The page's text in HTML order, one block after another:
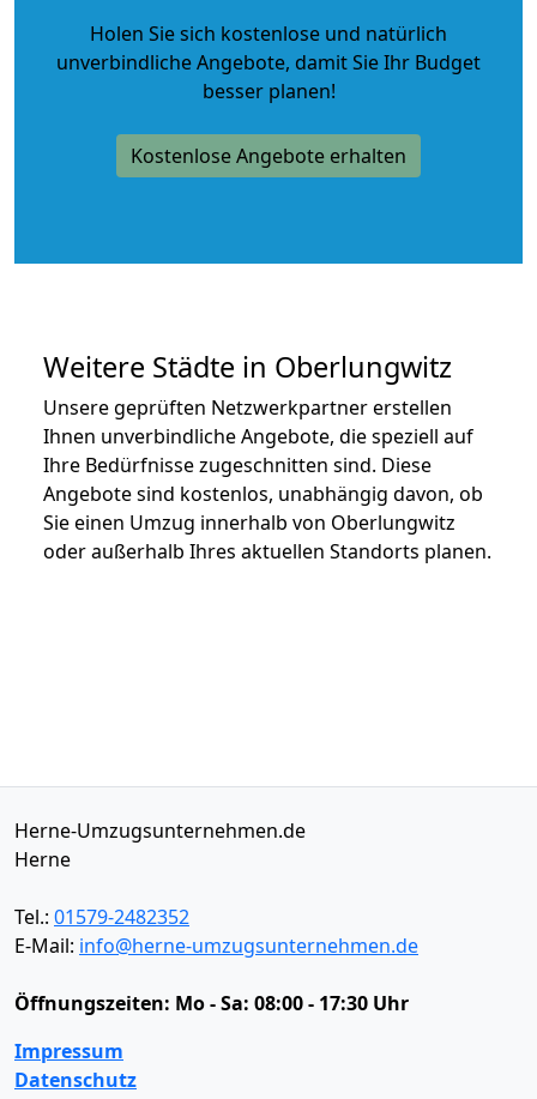
Holen Sie sich kostenlose und natürlich
unverbindliche Angebote, damit Sie Ihr Budget
besser planen!
Kostenlose Angebote erhalten
Weitere Städte in Oberlungwitz
Unsere geprüften Netzwerkpartner erstellen
Ihnen unverbindliche Angebote, die speziell auf
Ihre Bedürfnisse zugeschnitten sind. Diese
Angebote sind kostenlos, unabhängig davon, ob
Sie einen Umzug innerhalb von Oberlungwitz
oder außerhalb Ihres aktuellen Standorts planen.
Herne-Umzugsunternehmen.de
Herne
Tel.: 01579-2482352
E-Mail: info@herne-umzugsunternehmen.de
Öffnungszeiten: Mo - Sa: 08:00 - 17:30 Uhr
Impressum
Datenschutz